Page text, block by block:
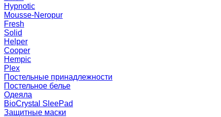
Hypnotic
Mousse-Neropur
Fresh
Solid
Helper
Cooper
Hempic
Plex
Постельные принадлежности
Постельное белье
Одеяла
BioCrystal SleePad
Защитные маски